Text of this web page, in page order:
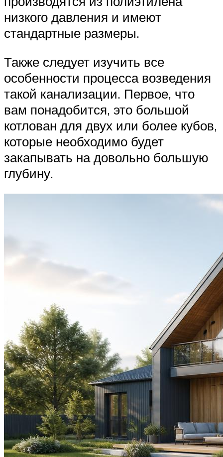
низкого давления и имеют
стандартные размеры.
Также следует изучить все
особенности процесса возведения
такой канализации. Первое, что
вам понадобится, это большой
котлован для двух или более кубов,
которые необходимо будет
закапывать на довольно большую
глубину.